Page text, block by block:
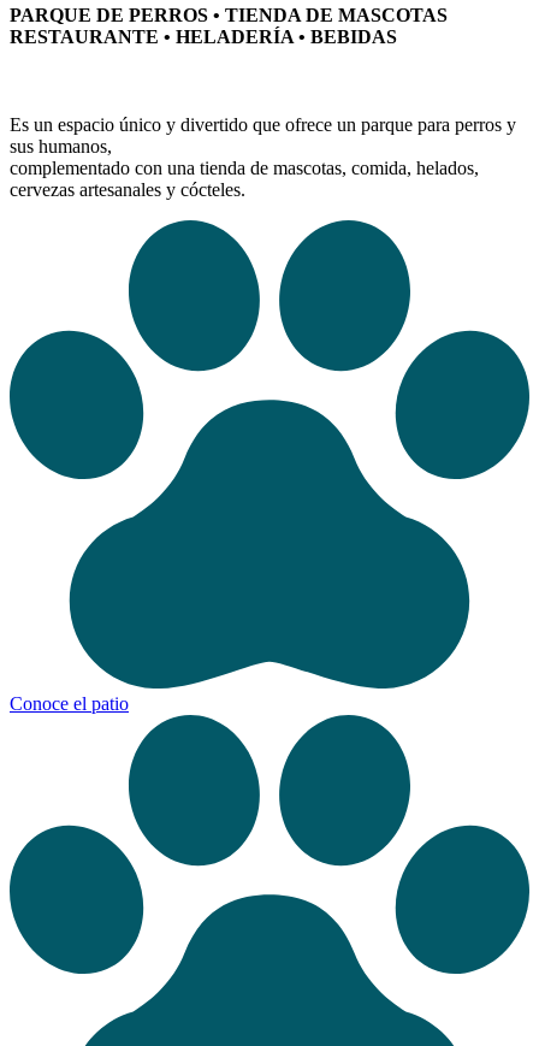
PARQUE DE PERROS • TIENDA DE MASCOTAS
RESTAURANTE • HELADERÍA • BEBIDAS
Es un espacio único y divertido que ofrece un parque para perros y
sus humanos,
complementado con una tienda de mascotas, comida, helados,
cervezas artesanales y cócteles.
Conoce el patio